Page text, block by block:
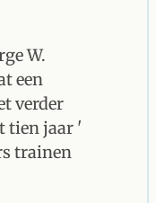
W.
een
verder
tien jaar '
trainen